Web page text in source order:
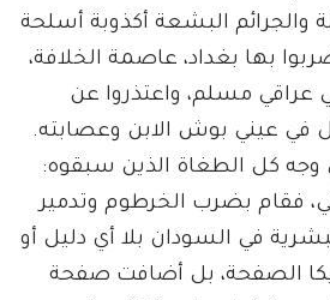
والجرائم البشعة أكذوبة أسلحة
بها بغداد، عاصمة الخلافة،
عراقي مسلم، واعتذروا عن
في عيني بوش الابن وعصابته.
وجه كل الطغاة الذين سبقوه:
فقام بضرب الخرطوم وتدمير
في السودان بلا أي دليل أو
الصفحة، بل أضافت صفحة